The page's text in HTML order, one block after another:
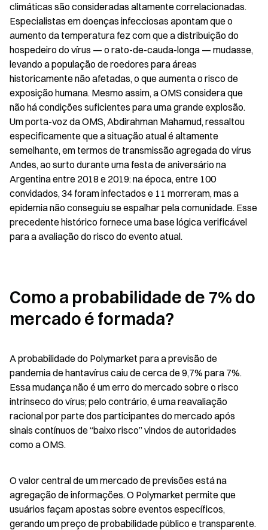
climáticas são consideradas altamente correlacionadas.
Especialistas em doenças infecciosas apontam que o
aumento da temperatura fez com que a distribuição do
hospedeiro do vírus — o rato-de-cauda-longa — mudasse,
levando a população de roedores para áreas
historicamente não afetadas, o que aumenta o risco de
exposição humana. Mesmo assim, a OMS considera que
não há condições suficientes para uma grande explosão.
Um porta-voz da OMS, Abdirahman Mahamud, ressaltou
especificamente que a situação atual é altamente
semelhante, em termos de transmissão agregada do vírus
Andes, ao surto durante uma festa de aniversário na
Argentina entre 2018 e 2019: na época, entre 100
convidados, 34 foram infectados e 11 morreram, mas a
epidemia não conseguiu se espalhar pela comunidade. Esse
precedente histórico fornece uma base lógica verificável
para a avaliação do risco do evento atual.
Como a probabilidade de 7% do
mercado é formada?
A probabilidade do Polymarket para a previsão de
pandemia de hantavírus caiu de cerca de 9,7% para 7%.
Essa mudança não é um erro do mercado sobre o risco
intrínseco do vírus; pelo contrário, é uma reavaliação
racional por parte dos participantes do mercado após
sinais contínuos de “baixo risco” vindos de autoridades
como a OMS.
O valor central de um mercado de previsões está na
agregação de informações. O Polymarket permite que
usuários façam apostas sobre eventos específicos,
gerando um preço de probabilidade público e transparente.